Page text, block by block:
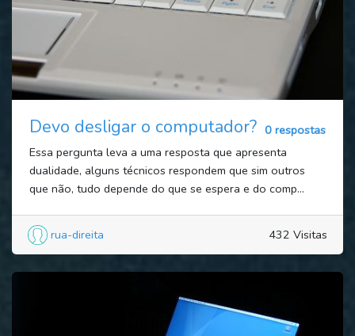
Devo desligar o computador? 0 respostas
Essa pergunta leva a uma resposta que apresenta
dualidade, alguns técnicos respondem que sim outros
que não, tudo depende do que se espera e do comp...
rua-direita 432 Visitas